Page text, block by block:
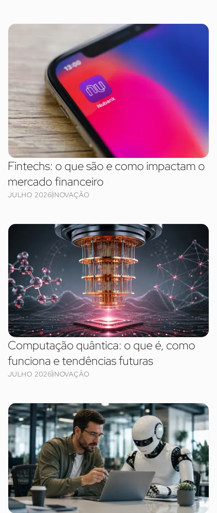
Fintechs: o que são e como impactam o
mercado financeiro
JULHO 2026INOVAÇÃO
Computação quântica: o que é, como
funciona e tendências futuras
JULHO 2026INOVAÇÃO